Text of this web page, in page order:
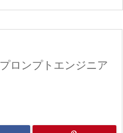
前へ
ロンプトエンジニア